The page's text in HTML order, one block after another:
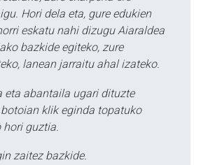
Hori dela eta, gure edukien
eskatu nahi dizugu Aiaraldea
bazkide egiteko, zure
lanean jarraitu ahal izateko.
eta abantaila ugari dituzte
klik eginda topatuko
guztia.
zaitez bazkide.